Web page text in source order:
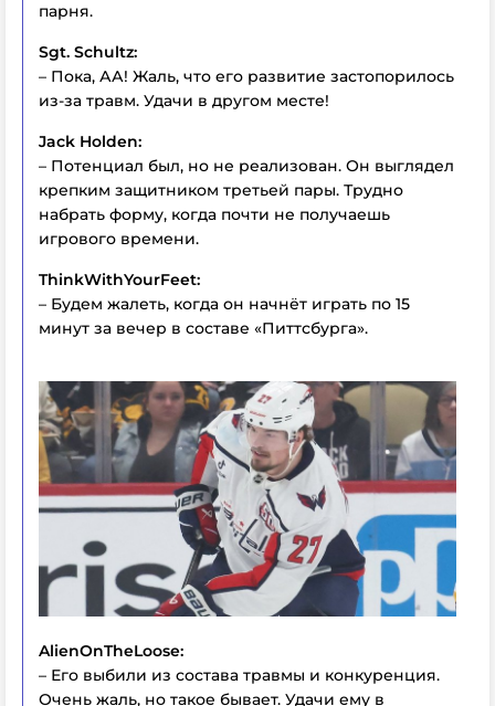
парня.
Sgt. Schultz:
– Пока, АА! Жаль, что его развитие застопорилось
из-за травм. Удачи в другом месте!
Jack Holden:
– Потенциал был, но не реализован. Он выглядел
крепким защитником третьей пары. Трудно
набрать форму, когда почти не получаешь
игрового времени.
ThinkWithYourFeet:
– Будем жалеть, когда он начнёт играть по 15
минут за вечер в составе «Питтсбурга».
AlienOnTheLoose:
– Его выбили из состава травмы и конкуренция.
Очень жаль, но такое бывает. Удачи ему в